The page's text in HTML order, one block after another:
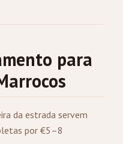
para
da estrada servem
por €5–8